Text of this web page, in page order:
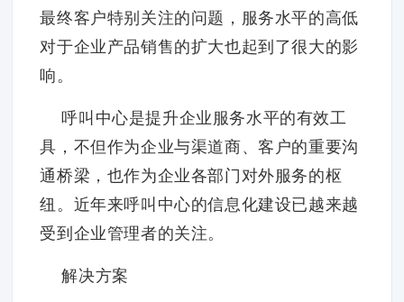
最终客户特别关注的问题，服务水平的高低
对于企业产品销售的扩大也起到了很大的影
响。
呼叫中心是提升企业服务水平的有效工
具，不但作为企业与渠道商、客户的重要沟
通桥梁，也作为企业各部门对外服务的枢
纽。近年来呼叫中心的信息化建设已越来越
受到企业管理者的关注。
解决方案